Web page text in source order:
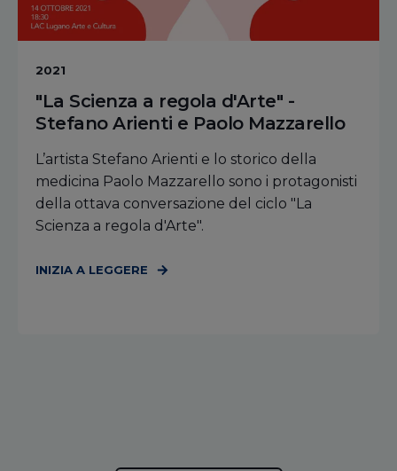
2021
"La Scienza a regola d'Arte" -
Stefano Arienti e Paolo Mazzarello
L’artista Stefano Arienti e lo storico della
medicina Paolo Mazzarello sono i protagonisti
della ottava conversazione del ciclo "La
Scienza a regola d'Arte".
INIZIA A LEGGERE